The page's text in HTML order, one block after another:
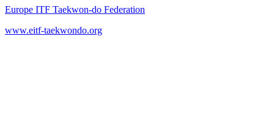
Europe ITF Taekwon-do Federation
www.eitf-taekwondo.org